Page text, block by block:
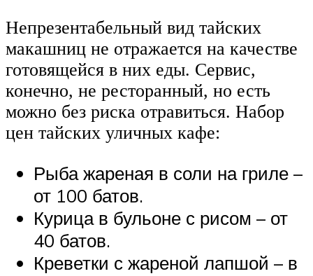
Непрезентабельный вид тайских
макашниц не отражается на качестве
готовящейся в них еды. Сервис,
конечно, не ресторанный, но есть
можно без риска отравиться. Набор
цен тайских уличных кафе:
Рыба жареная в соли на гриле –
от 100 батов.
Курица в бульоне с рисом – от
40 батов.
Креветки с жареной лапшой – в